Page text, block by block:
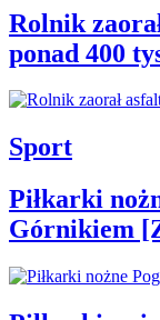
Rolnik
ponad 400
Sport
Piłkarki
Górnikiem